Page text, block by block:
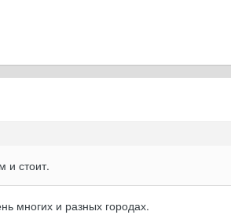
и стоит.
многих и разных городах.